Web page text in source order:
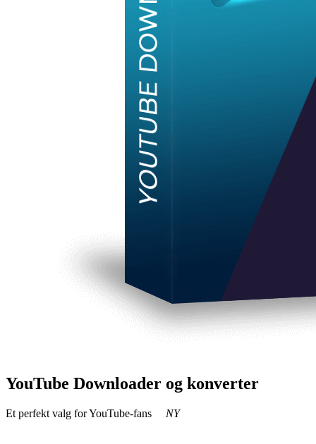
YouTube Downloader og konverter
Et perfekt valg for YouTube-fans NY